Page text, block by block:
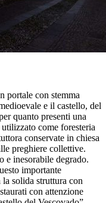
portale con stemma
e il castello, del
quanto presenti una
come foresteria
conservate in chiesa
preghiere collettive.
e inesorabile degrado.
importante
solida struttura con
con attenzione